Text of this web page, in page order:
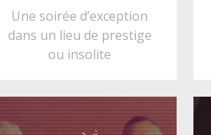
Une soirée d’exception
dans un lieu de prestige
ou insolite